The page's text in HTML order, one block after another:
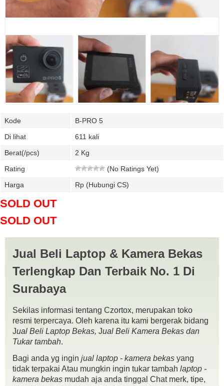
Kode
B-PRO 5
Di lihat
611 kali
Berat(/pcs)
2 Kg
Rating
(No Ratings Yet)
Harga
Rp (Hubungi CS)
SOLD OUT
SOLD OUT
Jual Beli Laptop & Kamera Bekas
Terlengkap Dan Terbaik No. 1 Di
Surabaya
Sekilas informasi tentang Czortox, merupakan toko
resmi terpercaya. Oleh karena itu kami bergerak bidang
Jual Beli Laptop Bekas, Jual Beli Kamera Bekas dan
Tukar tambah.
Bagi anda yg ingin jual laptop - kamera bekas yang
tidak terpakai Atau mungkin ingin tukar tambah laptop -
kamera bekas mudah aja anda tinggal Chat merk, tipe,